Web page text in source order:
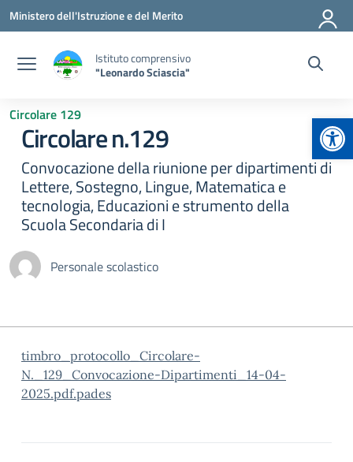
Vai ai contenuti
Vai al menu di navigazione
Vai al footer
Ministero dell'Istruzione e del Merito
Istituto comprensivo
"Leonardo Sciascia"
Circolare 129
Circolare n.129
Convocazione della riunione per dipartimenti di
Lettere, Sostegno, Lingue, Matematica e
tecnologia, Educazioni e strumento della
Scuola Secondaria di I
Personale scolastico
timbro_protocollo_Circolare-
N._129_Convocazione-Dipartimenti_14-04-
2025.pdf.pades